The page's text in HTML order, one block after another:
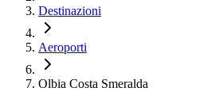
Destinazioni
Aeroporti
Olbia Costa Smeralda